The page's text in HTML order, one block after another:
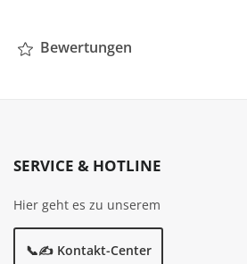
Bewertungen
SERVICE & HOTLINE
Hier geht es zu unserem
📞✍️ Kontakt-Center